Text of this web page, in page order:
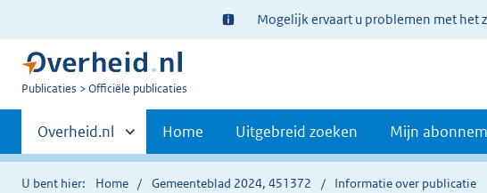
Ter
informatie:
Mogelijk ervaart u problemen met het
U
Publicaties Officiële publicaties
Primaire
navigatie
Andere
sites
binnen
Overheid.nl Home Uitgebreid zoeken Mijn
U bent hier: Home Gemeenteblad 2024, 451372 Informatie over publicatie